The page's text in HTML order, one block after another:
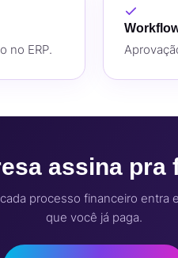
no ERP.
assina pra
processo financeiro entra
que você já paga.